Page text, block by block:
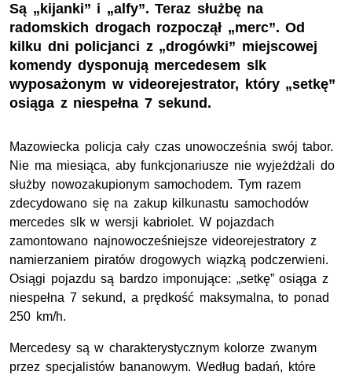
Są „kijanki” i „alfy”. Teraz służbę na
radomskich drogach rozpoczął „merc”. Od
kilku dni policjanci z „drogówki” miejscowej
komendy dysponują mercedesem slk
wyposażonym w videorejestrator, który „setkę”
osiąga z niespełna 7 sekund.
Mazowiecka policja cały czas unowocześnia swój tabor.
Nie ma miesiąca, aby funkcjonariusze nie wyjeżdżali do
służby nowozakupionym samochodem. Tym razem
zdecydowano się na zakup kilkunastu samochodów
mercedes slk w wersji kabriolet. W pojazdach
zamontowano najnowocześniejsze videorejestratory z
namierzaniem piratów drogowych wiązką podczerwieni.
Osiągi pojazdu są bardzo imponujące: „setkę” osiąga z
niespełna 7 sekund, a prędkość maksymalna, to ponad
250 km/h.
Mercedesy są w charakterystycznym kolorze zwanym
przez specjalistów bananowym. Według badań, które